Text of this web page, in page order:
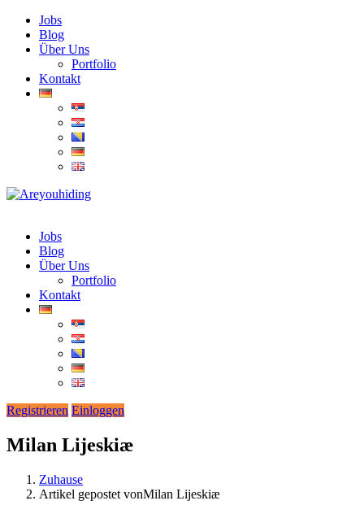
Jobs
Blog
Über Uns
Portfolio
Kontakt
Jobs
Blog
Über Uns
Portfolio
Kontakt
Registrieren Einloggen
Milan Lijeskiæ
Zuhause
Artikel gepostet vonMilan Lijeskiæ